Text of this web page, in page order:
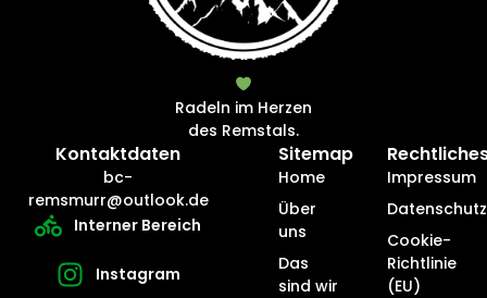
Radeln im Herzen
des Remstals.
Sitemap
Home
Über
uns
Das
sind wir
Impressum
Cookie-
Richtlinie
(EU)
Kontaktdaten
bc-
remsmurr@outlook.de
Interner Bereich
Instagram